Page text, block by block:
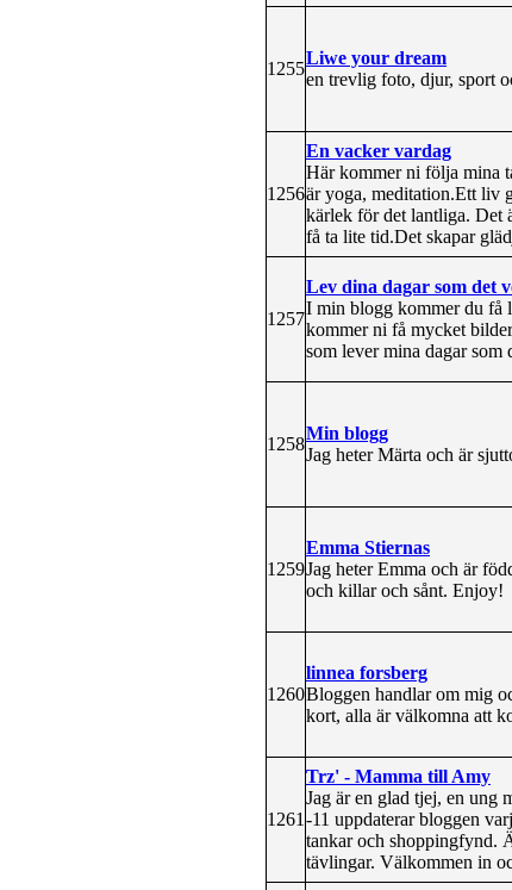
1255
Liwe your dream
en trevlig foto, djur, sport
1256
En vacker vardag
Här kommer ni följa mina
är yoga, meditation.Ett liv
kärlek för det lantliga. Det
få ta lite tid.Det skapar
1257
Lev dina dagar som det
I min blogg kommer du få
kommer ni få mycket
som lever mina dagar
1258
Min blogg
Jag heter Märta och är
1259
Emma Stiernas
Jag heter Emma och är
och killar och sånt. Enjoy!
1260
linnea forsberg
Bloggen handlar om mig
kort, alla är välkomna att
1261
Trz' - Mamma till Amy
Jag är en glad tjej, en ung
-11 uppdaterar bloggen
tankar och shoppingfynd.
tävlingar. Välkommen in